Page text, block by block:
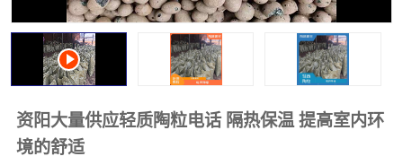
资阳大量供应轻质陶粒电话 隔热保温 提高室内环
境的舒适